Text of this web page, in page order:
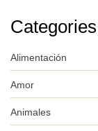
Categories
Alimentación
Amor
Animales